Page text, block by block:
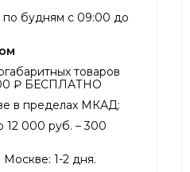
будням с 09:00 до
товаров
₽ БЕСПЛАТНО
в пределах МКАД:
12 000 руб. – 300
1-2 дня.